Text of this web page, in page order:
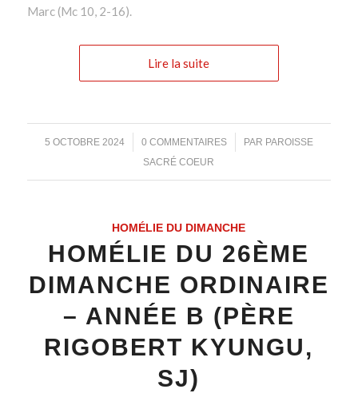
Marc (Mc 10, 2-16).
Lire la suite
5 OCTOBRE 2024
/ 0 COMMENTAIRES
/ PAR PAROISSE
SACRÉ COEUR
HOMÉLIE DU DIMANCHE
HOMÉLIE DU 26ÈME
DIMANCHE ORDINAIRE
– ANNÉE B (PÈRE
RIGOBERT KYUNGU,
SJ)